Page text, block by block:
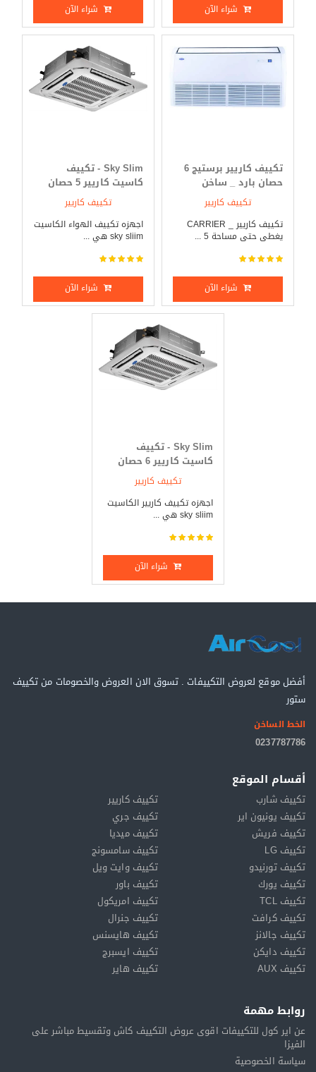
شراء الآن شراء الآن
تكييف كاريير برستيج 6
حصان بارد _ ساخن
تكييف كاريير
تكييف كاريير _ CARRIER
يغطى حتى مساحة 5 ...
شراء الآن
Sky Slim - تكييف
كاسيت كاريير 5 حصان
بارد _ ساخنتكييف كاريير
اجهزه تكييف الهواء الكاسيت
sky sliim هي ...
شراء الآن
Sky Slim - تكييف
كاسيت كاريير 6 حصان
بارد _ ساخنتكييف كاريير
اجهزه تكييف كاريير الكاسيت
sky sliim هي ...
شراء الآن
أفضل موقع لعروض التكييفات . تسوق الان العروض والخصومات من تكييف
ستور
الخط الساخن
0237787786
أقسام الموقع
تكييف شارب
تكييف كاريير
تكييف يونيون اير
تكييف جري
تكييف فريش
تكييف ميديا
تكييف LG
تكييف سامسونج
تكييف تورنيدو
تكييف وايت ويل
تكييف يورك
تكييف باور
تكييف TCL
تكييف امريكول
تكييف كرافت
تكييف جنرال
تكييف جالانز
تكييف هايسنس
تكييف دايكن
تكييف ايسبرج
تكييف AUX
تكييف هاير
روابط مهمة
عن اير كول للتكييفات اقوى عروض التكييف كاش وتقسيط مباشر على
الفيزا
سياسة الخصوصية